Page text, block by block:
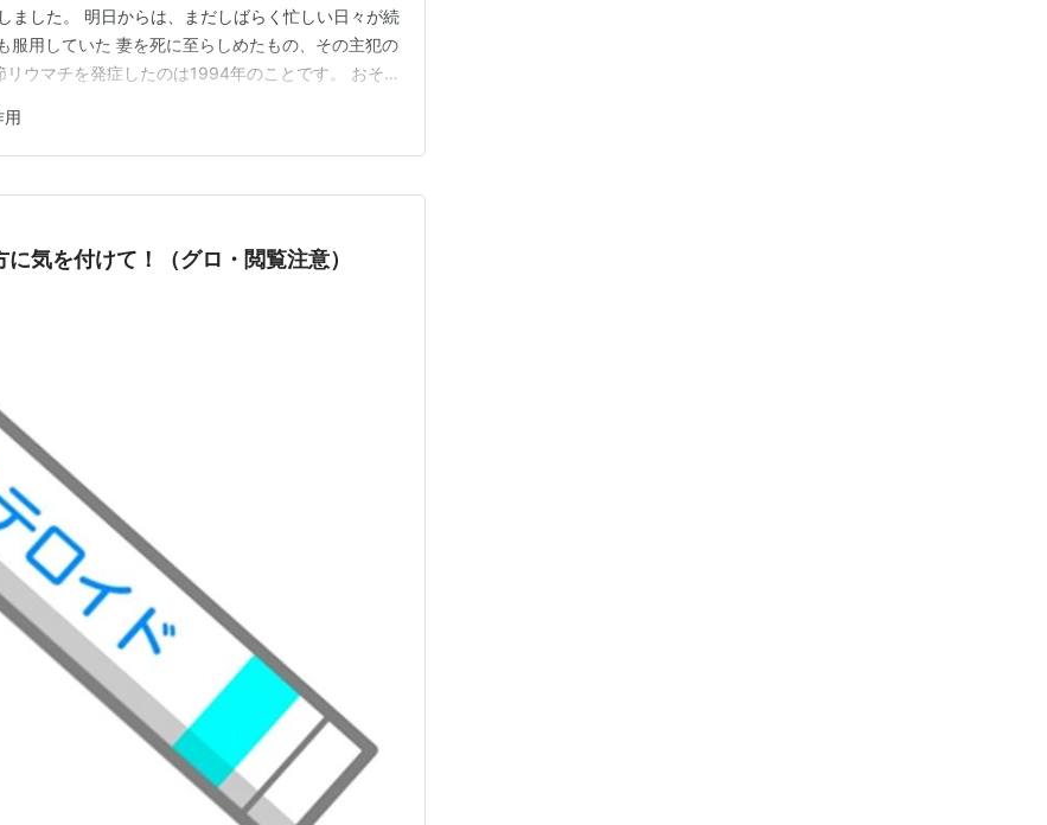
ました。 明日からは、まだしばらく忙しい日々が続
服用していた 妻を死に至らしめたもの、その主犯の
ウマチを発症したのは1994年のことです。 おそら
の利用率は２割程度のようですが、30年前は5割程
科学会雑…
気を付けて！（グロ・閲覧注意）